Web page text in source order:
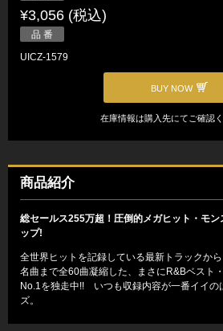
¥3,056 (税込)
品 番
UICZ-1579
BUY NOW
在庫情報は購入先にてご確認く
商品紹介
総セールス255万超！圧倒的メガヒット・モ
ップ!
全世界ヒットを記録している最新トラックか
名曲まで全60曲凝縮した、まさにR&Bベスト
No.1を独走中!! いつも収録内容が一番イイの
ズ。